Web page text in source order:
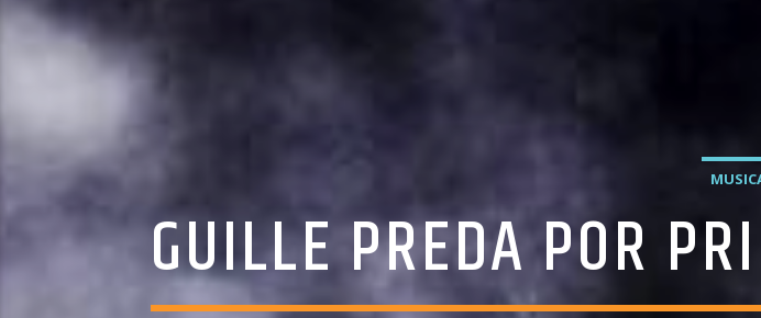
GUILLE PREDA POR